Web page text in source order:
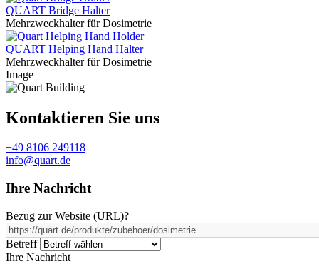
QUART Bridge Halter
Mehrzweckhalter für Dosimetrie
QUART Helping Hand Halter
Mehrzweckhalter für Dosimetrie
Image
Kontaktieren Sie uns
+49 8106 249118
info@quart.de
Ihre Nachricht
Bezug zur Website (URL)?
Betreff
Ihre Nachricht